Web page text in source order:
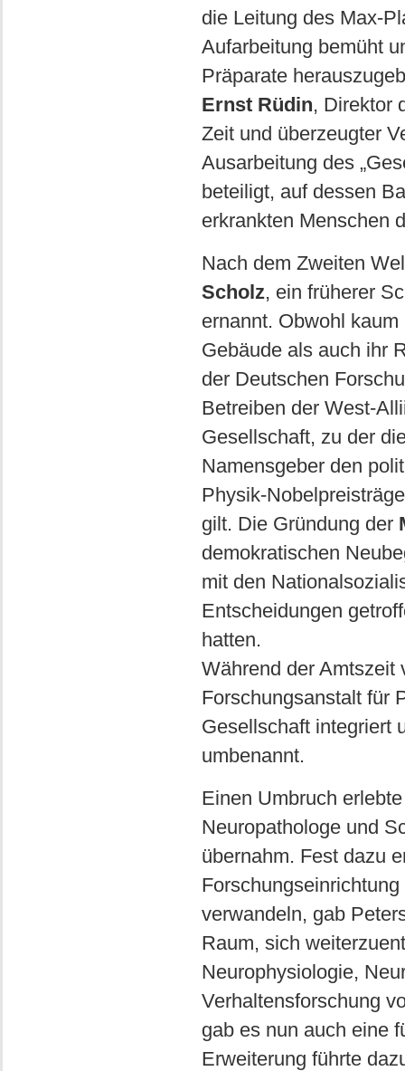
die Leitung des Max-
Aufarbeitung bemüht
Präparate
Ernst Rüdin, Direktor
Zeit und überzeugter
Ausarbeitung des
beteiligt, auf dessen
erkrankten Menschen
Nach dem Zweiten
Scholz, ein früherer
ernannt. Obwohl
Gebäude als auch ihr
der Deutschen
Betreiben der West-
Gesellschaft, zu der
Namensgeber den
Physik-
gilt. Die Gründung der
demokratischen
mit den
Entscheidungen
hatten.
Während der Amtszeit
Forschungsanstalt für
Gesellschaft integriert
umbenannt.
Einen Umbruch
Neuropathologe und
übernahm. Fest dazu
verwandeln, gab
Raum, sich
Neurophysiologie,
Verhaltensforschung
gab es nun auch eine
Erweiterung führte